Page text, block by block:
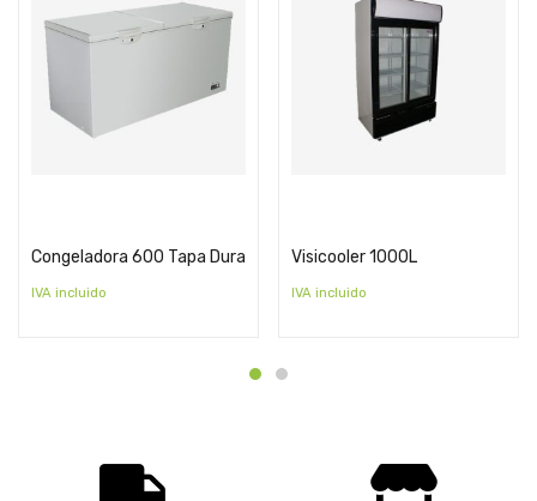
Congeladora 600 Tapa Dura
IVA incluido
Visicooler 1000L
IVA incluido